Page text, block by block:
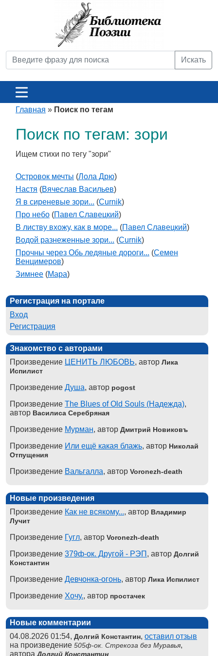
Искать
Главная » Поиск по тегам
Поиск по тегам: зори
Ищем стихи по тегу "зори"
Островок мечты (Лола Дрю)
Настя (Вячеслав Васильев)
Я в сиреневые зори... (Curnik)
Про небо (Павел Славецкий)
В листву вхожу, как в море... (Павел Славецкий)
Водой разнеженные зори... (Curnik)
Прочны через Обь ледяные дороги... (Семен
Венцимеров)
Зимнее (Мара)
Регистрация на портале
Вход
Регистрация
Знакомство с авторами
Произведение ЦЕНИТЬ ЛЮБОВЬ, автор Лика
Испилист
Произведение Душа, автор pogost
Произведение The Blues of Old Souls (Надежда),
автор Василиса Серебряная
Произведение Мурман, автор Дмитрий Новиковъ
Произведение Или ещё какая блажь, автор Николай
Отпущения
Произведение Вальгалла, автор Voronezh-death
Новые произведения
Произведение Как не всякому..., автор Владимир
Лучит
Произведение Гугл, автор Voronezh-death
Произведение 379ф-ок. Другой - РЭП , автор Долгий
Константин
Произведение Девчонка-огонь, автор Лика Испилист
Произведение Хочу., автор простачек
Новые комментарии
04.08.2026 01:54, Долгий Константин, оставил отзыв
на произведение 505ф-ок. Стрекоза без Муравья,
автораДолгий Константин